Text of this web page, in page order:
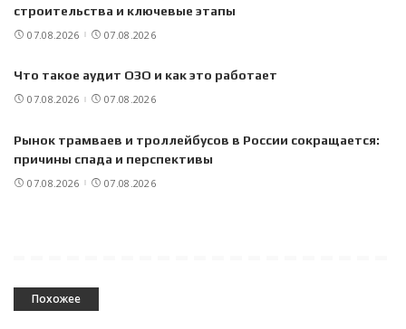
строительства и ключевые этапы
07.08.2026 07.08.2026
Что такое аудит ОЗО и как это работает
07.08.2026 07.08.2026
Рынок трамваев и троллейбусов в России сокращается:
причины спада и перспективы
07.08.2026 07.08.2026
Похожее